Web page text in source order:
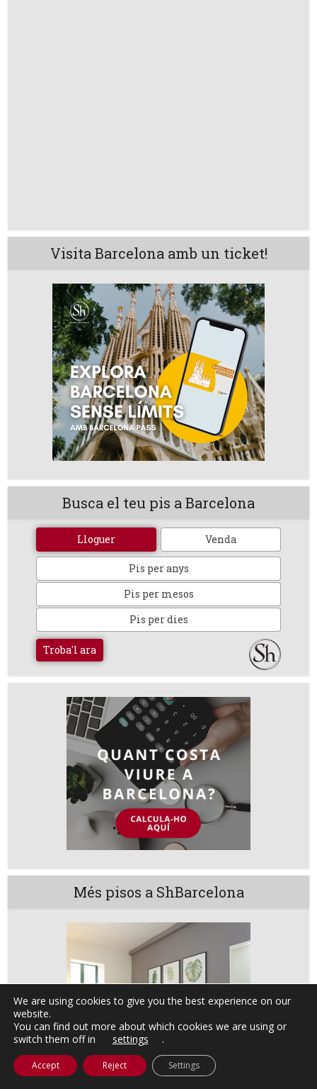
Visita Barcelona amb un ticket!
Busca el teu pis a Barcelona
Lloguer Venda
Pis per anys
Pis per mesos
Pis per dies
Troba'l ara
Més pisos a ShBarcelona
We are using cookies to give you the best experience on our
website.
You can find out more about which cookies we are using or
switch them off in
settings .
Accept Reject Settings